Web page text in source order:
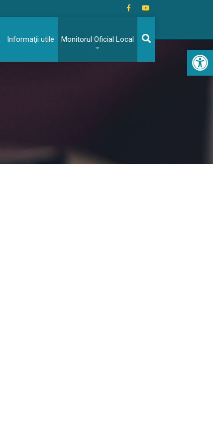
Informaţii utile Monitorul Oficial Local